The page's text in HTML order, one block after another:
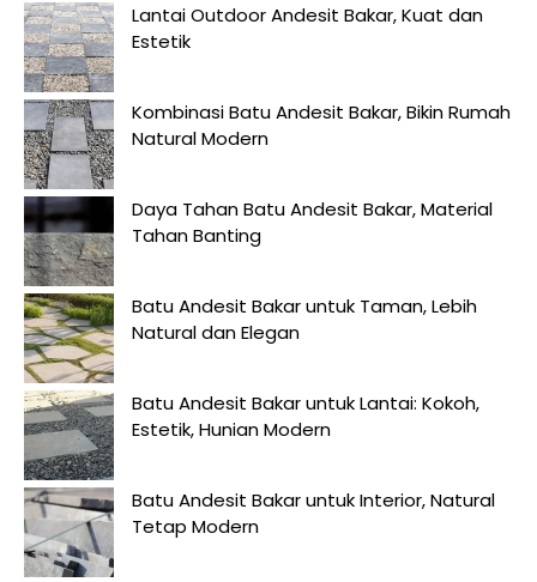
Lantai Outdoor Andesit Bakar, Kuat dan
Estetik
Kombinasi Batu Andesit Bakar, Bikin Rumah
Natural Modern
Daya Tahan Batu Andesit Bakar, Material
Tahan Banting
Batu Andesit Bakar untuk Taman, Lebih
Natural dan Elegan
Batu Andesit Bakar untuk Lantai: Kokoh,
Estetik, Hunian Modern
Batu Andesit Bakar untuk Interior, Natural
Tetap Modern